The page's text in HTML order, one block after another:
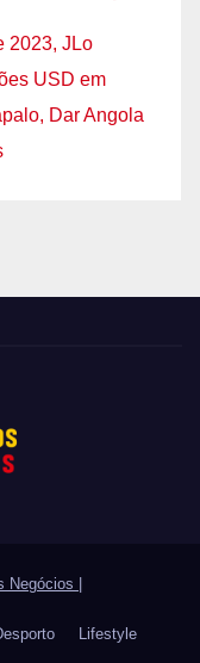
2023, JLo
USD em
Dar Angola
Negócios
Lifestyle